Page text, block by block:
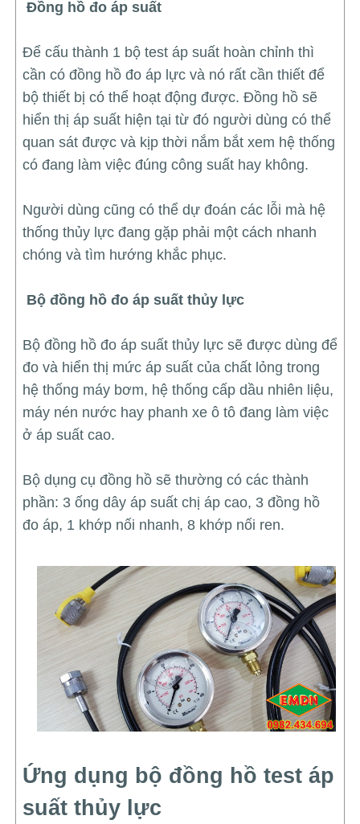
Đồng hồ đo áp suất
Để cấu thành 1 bộ test áp suất hoàn chỉnh thì
cần có đồng hồ đo áp lực và nó rất cần thiết để
bộ thiết bị có thể hoạt động được. Đồng hồ sẽ
hiển thị áp suất hiện tại từ đó người dùng có thể
quan sát được và kịp thời nắm bắt xem hệ thống
có đang làm việc đúng công suất hay không.
Người dùng cũng có thể dự đoán các lỗi mà hệ
thống thủy lực đang gặp phải một cách nhanh
chóng và tìm hướng khắc phục.
Bộ đồng hồ đo áp suất thủy lực
Bộ đồng hồ đo áp suất thủy lực sẽ được dùng để
đo và hiển thị mức áp suất của chất lỏng trong
hệ thống máy bơm, hệ thống cấp dầu nhiên liệu,
máy nén nước hay phanh xe ô tô đang làm việc
ở áp suất cao.
Bộ dụng cụ đồng hồ sẽ thường có các thành
phần: 3 ống dây áp suất chị áp cao, 3 đồng hồ
đo áp, 1 khớp nối nhanh, 8 khớp nối ren.
Ứng dụng bộ đồng hồ test áp
suất thủy lực